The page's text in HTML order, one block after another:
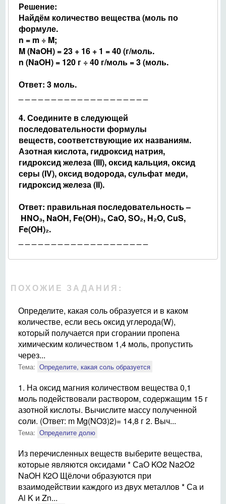
Решение:
Найдём количество вещества (моль по
формуле.
n = m ÷ M;
M (NaOH) = 23 + 16 + 1 = 40 (г/моль.
n (NaOH) = 120 г ÷ 40 г/моль = 3 (моль.
Ответ: 3 моль.
4.Соедините в следующей
последовательности формулы
веществ,соответствующие их названиям.
Азотная кислота, гидроксид натрия,
гидроксид железа (III), оксид кальция,оксид
серы (IV), оксид водорода, сульфат меди,
гидроксид железа (II).
Ответ: правильная последовательность –
HNO₃, NaOH, Fe(OH)₃, CaO, SO₂, H₂O, CuS,
Fe(OH)₂.
ПОХОЖИЕ ЗАДАНИЯ:
Определите, какая соль образуется и в каком
количестве, если весь оксид углерода(W),
который получается при сгорании пропена
химическим количеством 1,4 моль, пропустить
через...
Тема: Определите, какая соль образуется
1. На оксид магния количеством вещества 0,1
моль подействовали раствором, содержащим 15 г
азотной кислоты. Вычислите массу полученной
соли. (Ответ: m Mg(NO3)2)= 14,8 г 2. Выч...
Тема: Определите долю
Из перечисленных веществ выберите вещества,
которые являются оксидами * СаО KO2 Na2O2
NaOH К2О Щёлочи образуются при
взаимодействии каждого из двух металлов * Са и
Аl K и Zn...